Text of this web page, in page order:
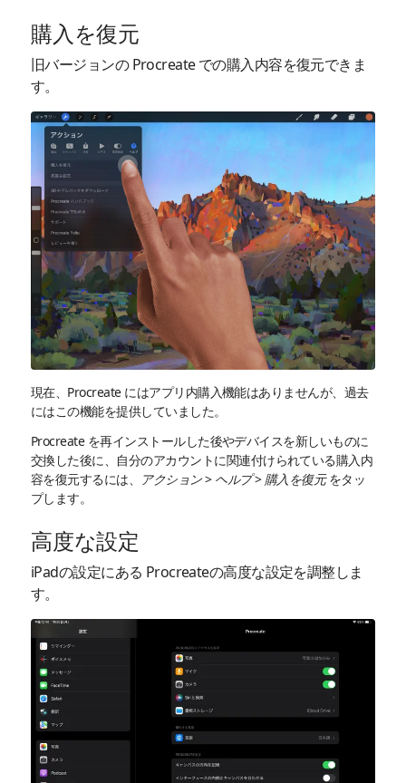
購入を復元
旧バージョンの Procreate での購入内容を復元できま
す。
現在、Procreate にはアプリ内購入機能はありませんが、過去
にはこの機能を提供していました。​
Procreate を再インストールした後やデバイスを新しいものに
交換した後に、自分のアカウントに関連付けられている購入内
容を復元するには、
アクション> ヘルプ> 購入を復元をタッ
プします。
高度な設定
iPadの設定にある Procreateの高度な設定を調整しま
す。